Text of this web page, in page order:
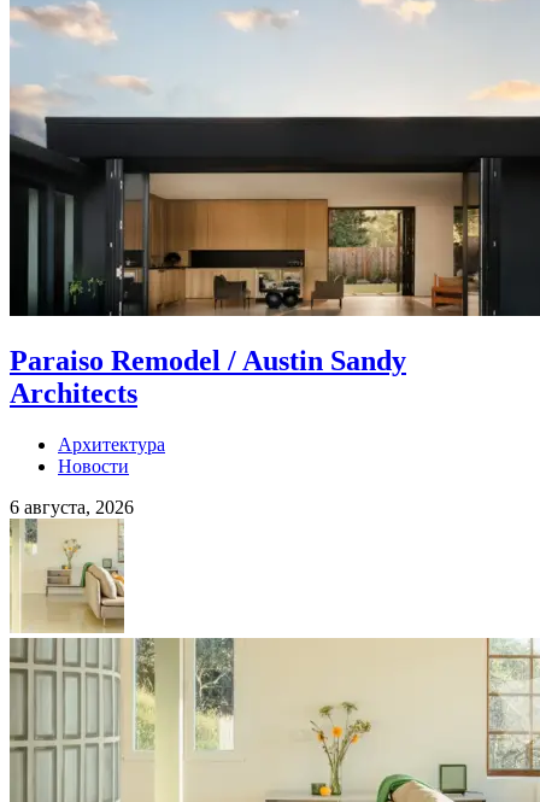
Paraiso Remodel / Austin Sandy
Architects
Архитектура
Новости
6 августа, 2026